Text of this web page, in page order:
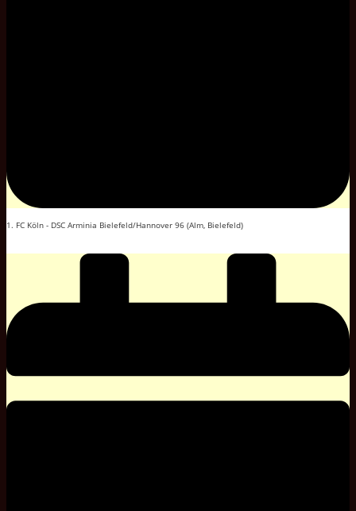
1. FC Köln - DSC Arminia Bielefeld/Hannover 96 (Alm, Bielefeld)